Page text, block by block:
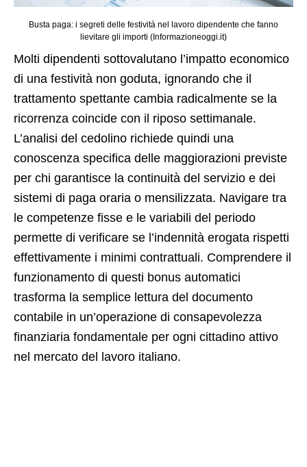
Busta paga: i segreti delle festività nel lavoro dipendente che fanno
lievitare gli importi (Informazioneoggi.it)
Molti dipendenti sottovalutano l’impatto economico
di una festività non goduta, ignorando che il
trattamento spettante cambia radicalmente se la
ricorrenza coincide con il riposo settimanale.
L’analisi del cedolino richiede quindi una
conoscenza specifica delle maggiorazioni previste
per chi garantisce la continuità del servizio e dei
sistemi di paga oraria o mensilizzata. Navigare tra
le competenze fisse e le variabili del periodo
permette di verificare se l’indennità erogata rispetti
effettivamente i minimi contrattuali. Comprendere il
funzionamento di questi bonus automatici
trasforma la semplice lettura del documento
contabile in un’operazione di consapevolezza
finanziaria fondamentale per ogni cittadino attivo
nel mercato del lavoro italiano.